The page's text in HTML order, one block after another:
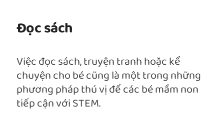
Đọc sách
Việc đọc sách, truyện tranh hoặc kể
chuyện cho bé cũng là một trong những
phương pháp thú vị để các bé mầm non
tiếp cận với STEM.